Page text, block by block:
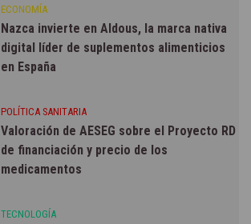
ECONOMÍA
Nazca invierte en Aldous, la marca nativa
digital líder de suplementos alimenticios
en España
POLÍTICA SANITARIA
Valoración de AESEG sobre el Proyecto RD
de financiación y precio de los
medicamentos
TECNOLOGÍA